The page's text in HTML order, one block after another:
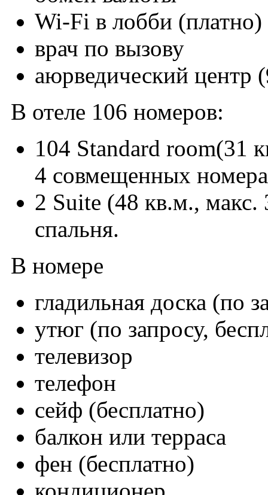
Wi-Fi в лобби (платно)
врач по вызову
аюрведический центр
В отеле 106 номеров:
104 Standard room(31
4 совмещенных
2 Suite (48 кв.м., макс.
спальня.
В номере
гладильная доска (по
утюг (по запросу,
телевизор
телефон
сейф (бесплатно)
балкон или терраса
фен (бесплатно)